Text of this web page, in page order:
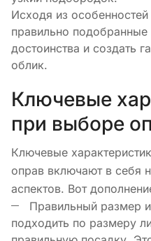
Исходя из
правильно
достоинства и создать
облик.
Ключевые
при выборе
Ключевые
оправ включают в себя
аспектов. Вот
Правильный размер
подходить по размеру